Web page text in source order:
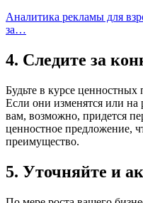
Аналитика рекламы для
за…
4. Следите за
Будьте в курсе
Если они изменятся или
вам, возможно, придется
ценностное предложение,
преимущество.
5. Уточняйте и